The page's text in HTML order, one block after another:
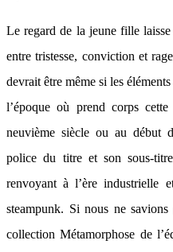
Le regard de la jeune fille
entre tristesse, conviction et
devrait être même si les
l’époque où prend corps
neuvième siècle ou au début
police du titre et son sous-
renvoyant à l’ère industrielle
steampunk. Si nous ne
collection Métamorphose de